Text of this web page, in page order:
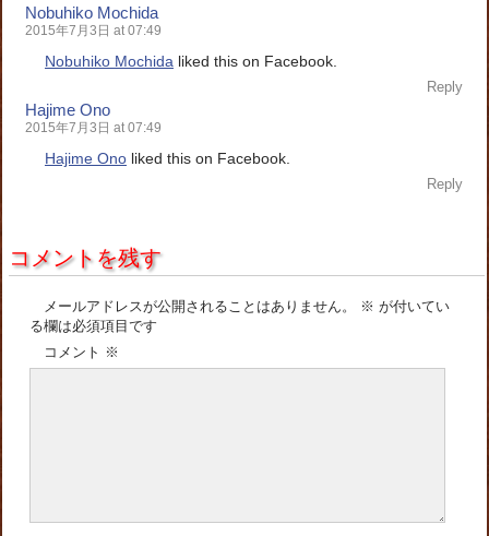
Nobuhiko Mochida
2015年7月3日 at 07:49
Nobuhiko Mochida liked this on Facebook.
Reply
Hajime Ono
2015年7月3日 at 07:49
Hajime Ono liked this on Facebook.
Reply
コメントを残す
メールアドレスが公開されることはありません。 ※ が付いてい
る欄は必須項目です
コメント ※